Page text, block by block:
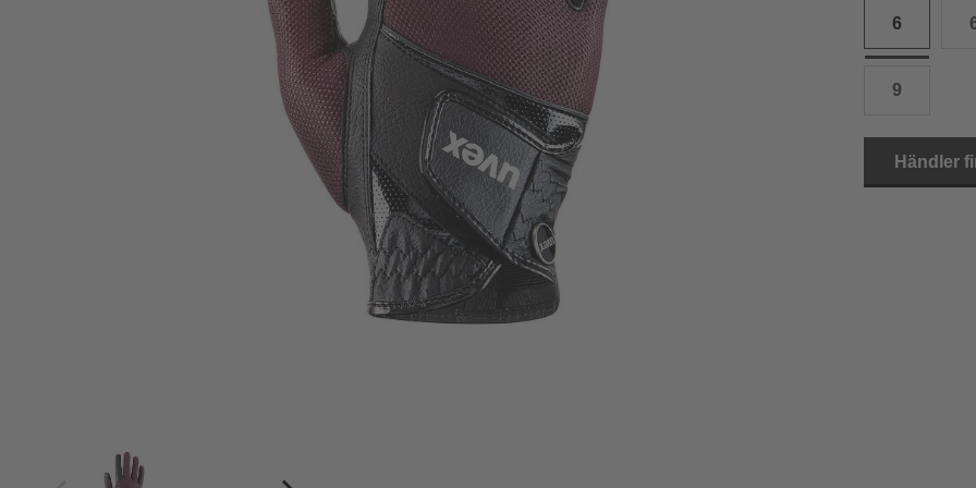
6
9
4 15.0 cm
4.5 15.5 cm
5 16.0 cm
5.5 16.5 cm
17.0 cm
18.0 cm
19.0 cm
Händler